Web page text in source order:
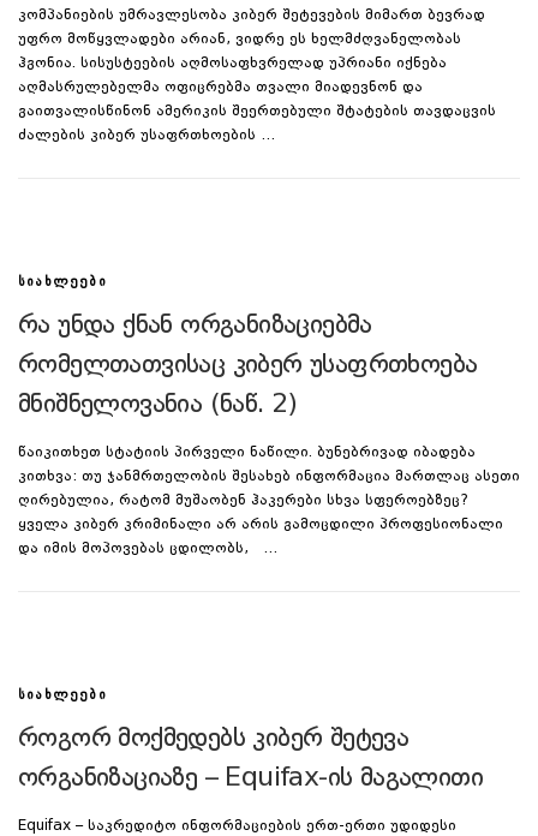
კომპანიების უმრავლესობა კიბერ შეტევების მიმართ ბევრად
უფრო მოწყვლადები არიან, ვიდრე ეს ხელმძღვანელობას
ჰგონია. სისუსტეების აღმოსაფხვრელად უპრიანი იქნება
აღმასრულებელმა ოფიცრებმა თვალი მიადევნონ და
გაითვალისწინონ ამერიკის შეერთებული შტატების თავდაცვის
ძალების კიბერ უსაფრთხოების …
ᲡᲘᲐᲮᲚᲔᲔᲑᲘ
რა უნდა ქნან ორგანიზაციებმა
რომელთათვისაც კიბერ უსაფრთხოება
მნიშნელოვანია (ნაწ. 2)
წაიკითხეთ სტატიის პირველი ნაწილი. ბუნებრივად იბადება
კითხვა: თუ ჯანმრთელობის შესახებ ინფორმაცია მართლაც ასეთი
ღირებულია, რატომ მუშაობენ ჰაკერები სხვა სფეროებზეც?
ყველა კიბერ კრიმინალი არ არის გამოცდილი პროფესიონალი
და იმის მოპოვებას ცდილობს, …
ᲡᲘᲐᲮᲚᲔᲔᲑᲘ
როგორ მოქმედებს კიბერ შეტევა
ორგანიზაციაზე – Equifax-ის მაგალითი
Equifax – საკრედიტო ინფორმაციების ერთ-ერთი უდიდესი